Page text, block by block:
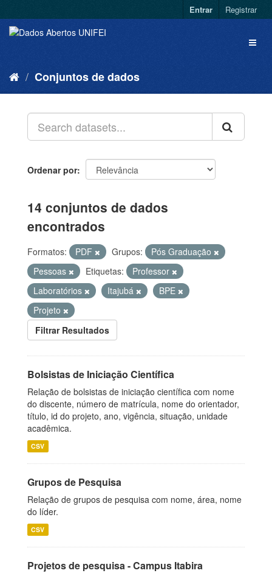
Entrar Registrar
Conjuntos de dados
Ordenar por
14 conjuntos de dados
encontrados
Formatos: PDF Grupos:
Pós Graduação
Pessoas
Etiquetas:
Professor
Laboratórios
Itajubá
BPE
Projeto
Filtrar Resultados
Bolsistas de Iniciação Científica
Relação de bolsistas de iniciação científica com nome
do discente, número de matrícula, nome do orientador,
título, id do projeto, ano, vigência, situação, unidade
acadêmica.
CSV
Grupos de Pesquisa
Relação de grupos de pesquisa com nome, área, nome
do líder.
CSV
Projetos de pesquisa - Campus Itabira